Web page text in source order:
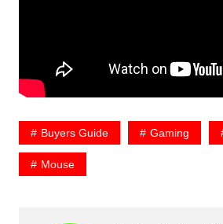
Buyers Guide Gaming
Mouse